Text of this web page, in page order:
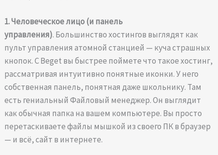
1. Человеческое лицо (и панель
управления). Большинство хостингов выглядят как
пульт управления атомной станцией — куча страшных
кнопок. С Beget вы быстрее поймете что такое хостинг,
рассматривая интуитивно понятные иконки. У него
собственная панель, понятная даже школьнику. Там
есть гениальный Файловый менеджер. Он выглядит
как обычная папка на вашем компьютере. Вы просто
перетаскиваете файлы мышкой из своего ПК в браузер
— и всё, сайт в интернете.